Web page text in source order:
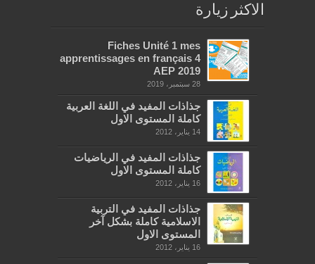
الاكثر زيارة
Fiches Unité 1 mes
apprentissages en français 4
AEP 2019
28 سبتمبر، 2019
جذاذات المفيد في اللغة العربية
كاملة المستوى الاول
14 يناير، 2012
جذاذات المفيد في الرياضيات
كاملة المستوى الاول
16 يناير، 2012
جذاذات المفيد في التربية
الاسلامية كاملة بشكل آخر
المستوى الاول
16 يناير، 2012